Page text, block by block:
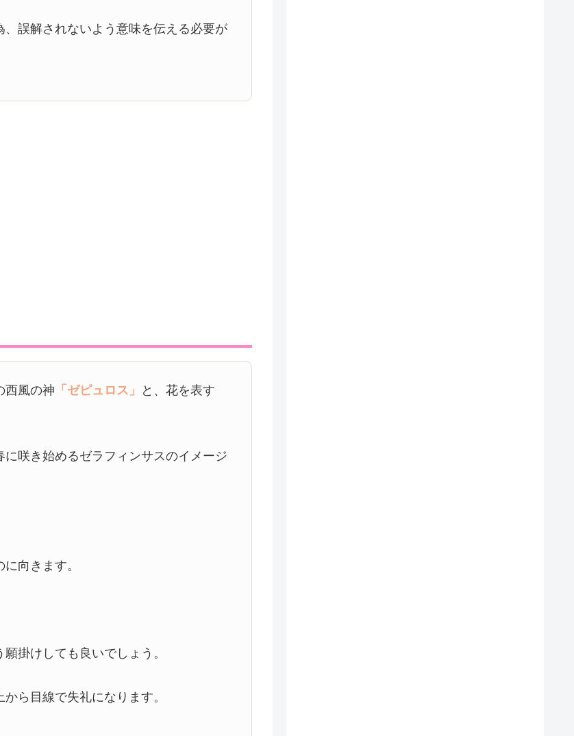
誤解されないよう意味を伝える必要が
西風の神 「ゼピュロス」
と、花を表す
咲き始めるゼラフィンサスのイメージ
向きます。
掛けしても良いでしょう。
ら目線で失礼になります。